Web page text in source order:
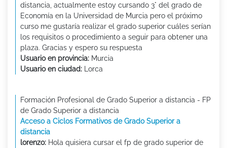
distancia, actualmente estoy cursando 3° del grado de
Economía en la Universidad de Murcia pero el próximo
curso me gustaría realizar el grado superior cuáles serían
los requisitos o procedimiento a seguir para obtener una
plaza. Gracias y espero su respuesta
Usuario en provincia: Murcia
Usuario en ciudad: Lorca
Formación Profesional de Grado Superior a distancia - FP
de Grado Superior a distancia
Acceso a Ciclos Formativos de Grado Superior a
distancia
lorenzo: Hola quisiera cursar el fp de grado superior de